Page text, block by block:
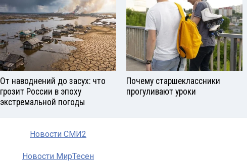
От наводнений до засух: что
грозит России в эпоху
экстремальной погоды
Почему старшеклассники
прогуливают уроки
Новости СМИ2
Новости МирТесен